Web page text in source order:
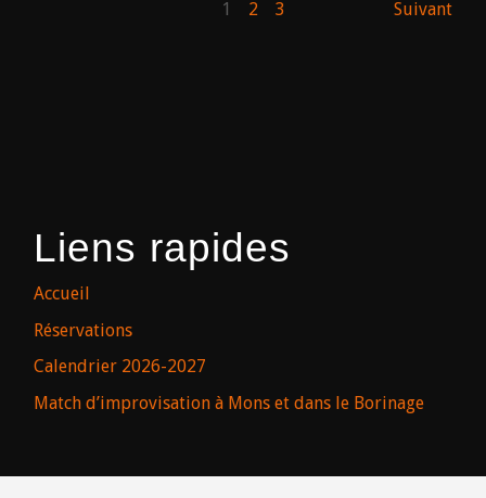
1 2 3 Suivant
Liens rapides
Accueil
Réservations
Calendrier 2026-2027
Match d’improvisation à Mons et dans le Borinage